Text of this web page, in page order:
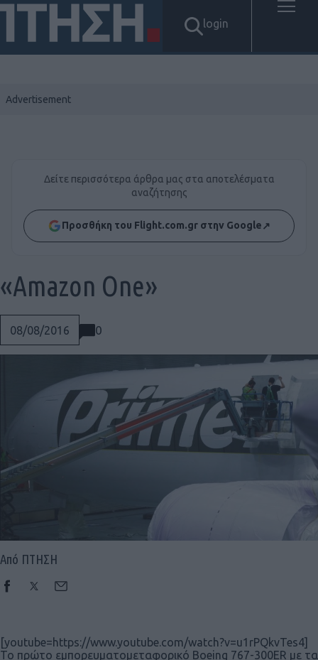
login
Δείτε περισσότερα άρθρα μας στα αποτελέσματα
αναζήτησης
Προσθήκη του Flight.com.gr στην Google↗
08/08/2016 0
«Amazon One»
Από ΠΤΗΣΗ
[youtube=https://www.youtube.com/watch?v=u1rPQkvTes4]
Το πρώτο εμπορευματομεταφορικό Boeing 767-300ER με τα